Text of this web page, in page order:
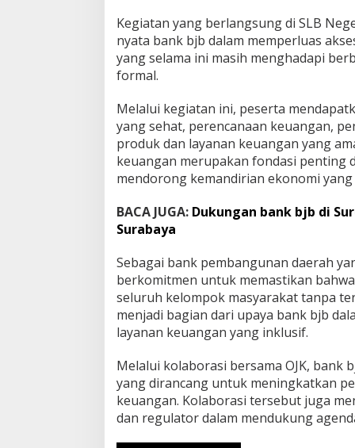
t
k
P
y
n
d
a
n
D
i
b
i
i
t
a
Kegiatan yang berlangsung di SLB
nyata bank bjb dalam memperluas
yang selama ini masih menghadapi
formal.
Melalui kegiatan ini, peserta
yang sehat, perencanaan keuangan,
produk dan layanan keuangan yang
keuangan merupakan fondasi penting
mendorong kemandirian ekonomi
BACA JUGA: Dukungan bank bjb di
Surabaya
Sebagai bank pembangunan daerah
berkomitmen untuk memastikan
seluruh kelompok masyarakat tanpa
menjadi bagian dari upaya bank bjb
layanan keuangan yang inklusif.
Melalui kolaborasi bersama OJK,
yang dirancang untuk meningkatkan
keuangan. Kolaborasi tersebut juga
dan regulator dalam mendukung